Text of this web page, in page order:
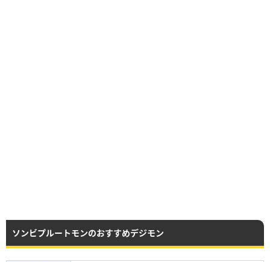
ソンビプルートモンのおすすめデジモン